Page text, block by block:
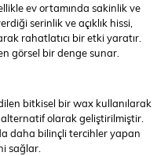
ev ortamında sakinlik ve
serinlik ve açıklık hissi,
rahatlatıcı bir etki yaratır.
görsel bir denge sunar.
bitkisel bir wax kullanılarak
olarak geliştirilmiştir.
daha bilinçli tercihler yapan
sağlar.